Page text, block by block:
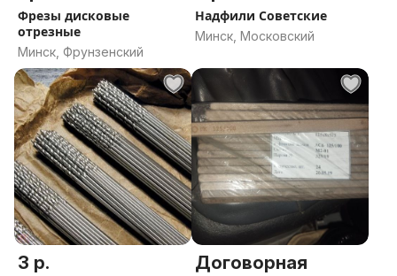
Фрезы дисковые
отрезные
Минск, Фрунзенский
Надфили Советские
Минск, Московский
3 р. Договорная